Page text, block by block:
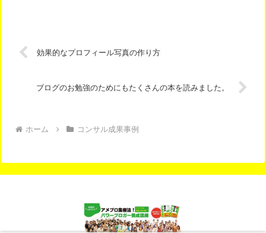
効果的なプロフィール写真の作り方
ブログのお勉強のためにもたくさんの本を読みました。
ホーム コンサル成果事例